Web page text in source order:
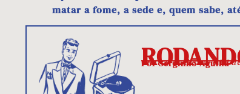
matar a fome, a sede e, quem sabe,
Por Serginho Agulha
Crítico de discos e DJ